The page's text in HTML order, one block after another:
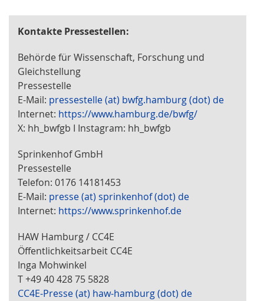
Kontakte Pressestellen:
Behörde für Wissenschaft, Forschung und
Gleichstellung
Pressestelle
E-Mail: pressestelle (at) bwfg.hamburg (dot) de
Internet: https://www.hamburg.de/bwfg/
X: hh_bwfgb I Instagram: hh_bwfgb
Sprinkenhof GmbH
Pressestelle
Telefon: 0176 14181453
E-Mail: presse (at) sprinkenhof (dot) de
Internet: https://www.sprinkenhof.de
HAW Hamburg / CC4E
Öffentlichkeitsarbeit CC4E
Inga Mohwinkel
T +49 40 428 75 5828
CC4E-Presse (at) haw-hamburg (dot) de